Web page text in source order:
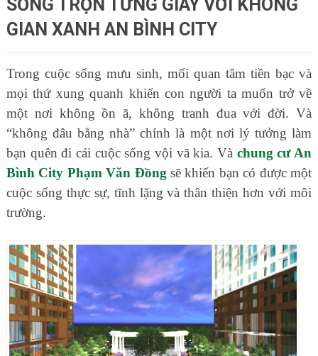
SỐNG TRỌN TỪNG GIÂY VỚI KHÔNG
GIAN XANH AN BÌNH CITY
Trong cuộc sống mưu sinh, mối quan tâm tiền bạc và
mọi thứ xung quanh khiến con người ta muốn trở về
một nơi không ồn ã, không tranh đua với đời. Và
“không đâu bằng nhà” chính là một nơi lý tưởng làm
bạn quên đi cái cuộc sống vội vã kia. Và chung cư An
Bình City Phạm Văn Đồng sẽ khiến bạn có được một
cuộc sống thực sự, tĩnh lặng và thân thiện hơn với môi
trường.